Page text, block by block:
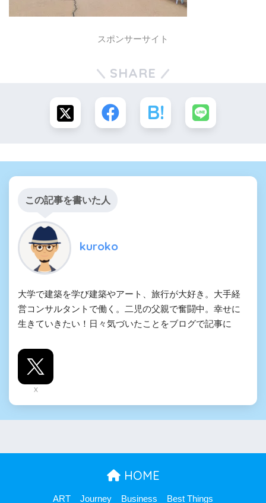
スポンサーサイト
SHARE
この記事を書いた人
kuroko
大学で建築を学び建築やアート、旅行が大好き。大手経
営コンサルタントで働く。二児の父親で奮闘中。幸せに
生きていきたい！日々気づいたことをブログで記事に
X
HOME
ART Journey Business Best Things